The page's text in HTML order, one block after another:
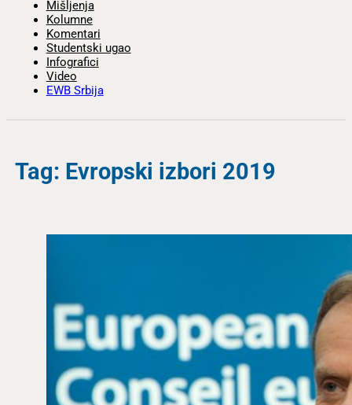
Mišljenja
Kolumne
Komentari
Studentski ugao
Infografici
Video
EWB Srbija
Tag: Evropski izbori 2019